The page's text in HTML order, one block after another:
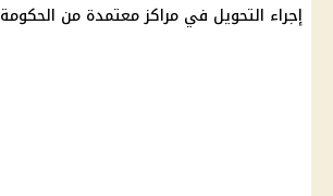
إجراء التحويل في مراكز معتمدة من الحكومة